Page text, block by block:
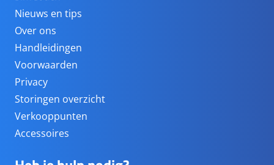
Nieuws en tips
Over ons
Handleidingen
Voorwaarden
Privacy
Storingen overzicht
Verkooppunten
Accessoires